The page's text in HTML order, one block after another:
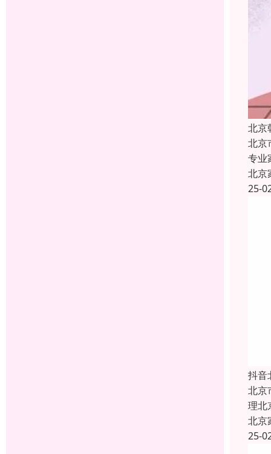
北京
北京
专业
北京
25-
抖音
北京
理北
北京
25-